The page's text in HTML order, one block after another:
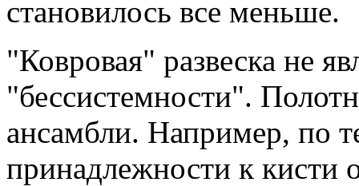
становилось все меньше.
"Ковровая" развеска не
"бессистемности".
ансамбли. Например, по
принадлежности к кисти